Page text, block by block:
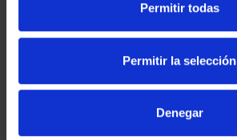
Permitir todas
Permitir la selección
Denegar
PROVINCIA COLECCION
COMPLET...